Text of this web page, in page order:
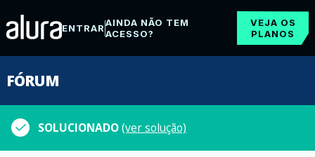
ENTRARAINDA NÃO TEM
ACESSO?
VEJA OS
PLANOS
FÓRUM
SOLUCIONADO(ver solução)